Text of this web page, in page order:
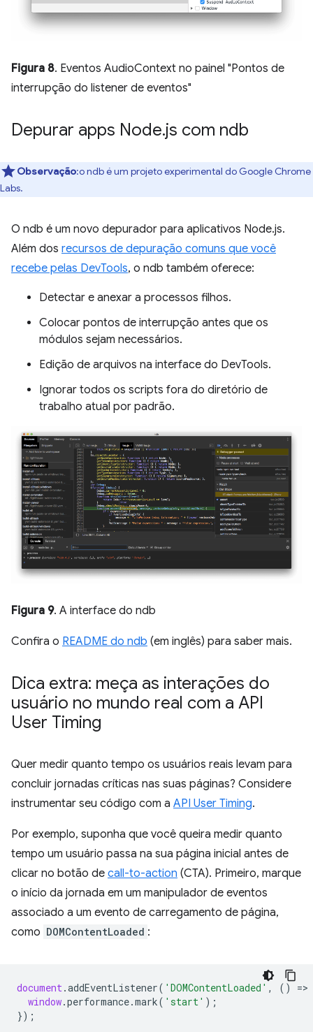
Figura 8. Eventos AudioContext no painel "Pontos de
interrupção do listener de eventos"
Depurar apps Node.js com ndb
Observação:o ndb é um projeto experimental do Google Chrome
Labs.
O ndb é um novo depurador para aplicativos Node.js.
Além dos recursos de depuração comuns que você
recebe pelas DevTools, o ndb também oferece:
Detectar e anexar a processos filhos.
Colocar pontos de interrupção antes que os
módulos sejam necessários.
Edição de arquivos na interface do DevTools.
Ignorar todos os scripts fora do diretório de
trabalho atual por padrão.
Figura 9. A interface do ndb
Confira o README do ndb (em inglês) para saber mais.
Dica extra: meça as interações do
usuário no mundo real com a API
User Timing
Quer medir quanto tempo os usuários reais levam para
concluir jornadas críticas nas suas páginas? Considere
instrumentar seu código com a API User Timing.
Por exemplo, suponha que você queira medir quanto
tempo um usuário passa na sua página inicial antes de
clicar no botão de call-to-action (CTA). Primeiro, marque
o início da jornada em um manipulador de eventos
associado a um evento de carregamento de página,
como DOMContentLoaded :
document.addEventListener( 'DOMContentLoaded' , () =>
window.performance.mark( 'start' );
});